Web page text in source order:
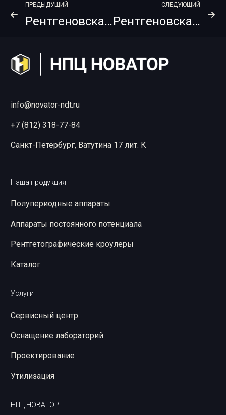
ПРЕДЫДУЩИЙ
Рентгеновская пленка AIKE AK400 FW 30×40
СЛЕДУЮЩИЙ
Рентгеновская пленка AIKE AK400 Pb 10×40
info@novator-ndt.ru
+7 (812) 318-77-84
Санкт-Петербург, Ватутина 17 лит. К
Наша продукция
Полупериодные аппараты
Аппараты постоянного потенциала
Рентгетографические кроулеры
Каталог
Услуги
Сервисный центр
Оснащение лабораторий
Проектирование
Утилизация
НПЦ НОВАТОР